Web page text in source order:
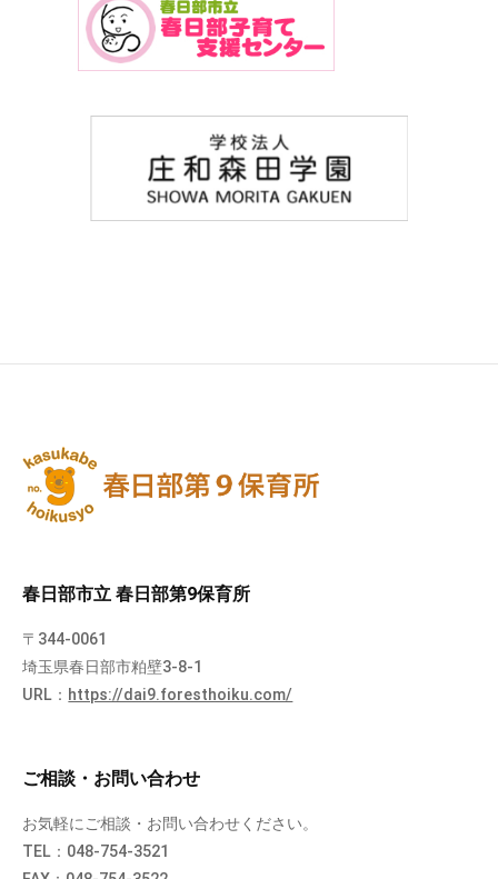
春日部市立 春日部第9保育所
〒344-0061
埼玉県春日部市粕壁3-8-1
URL： https://dai9.foresthoiku.com/
ご相談・お問い合わせ
お気軽にご相談・お問い合わせください。
TEL：048-754-3521